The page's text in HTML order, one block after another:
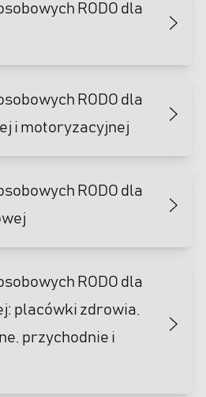
RODO dla
RODO dla
i motoryzacyjnej
RODO dla
RODO dla
placówki zdrowia,
przychodnie i